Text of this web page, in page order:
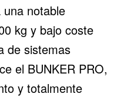
notable
kg y bajo coste
de sistemas
el BUNKER PRO,
y totalmente